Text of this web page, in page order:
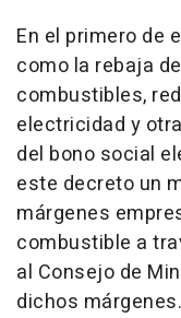
En el primero de
como la rebaja
combustibles,
electricidad y
del bono social
este decreto un
márgenes
combustible a
al Consejo de
dichos márgenes.